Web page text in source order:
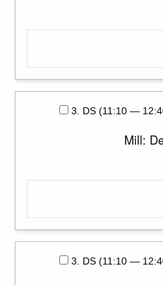
3. DS (11:10 —
Mill:
3. DS (11:10 —